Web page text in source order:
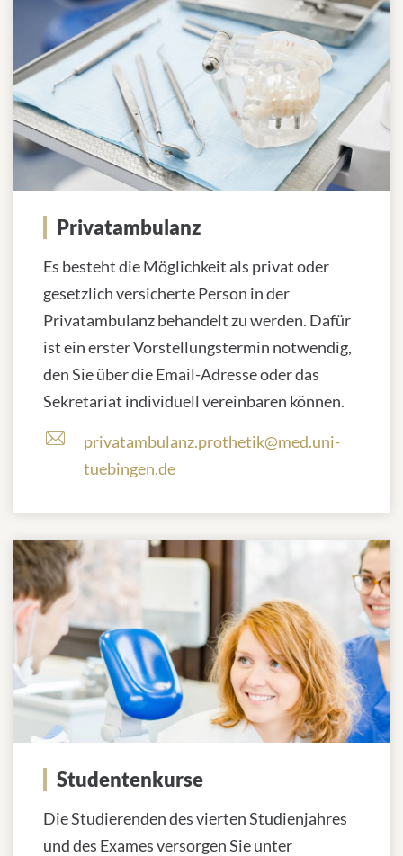
Privatambulanz
Es besteht die Möglichkeit als privat oder
gesetzlich versicherte Person in der
Privatambulanz behandelt zu werden. Dafür
ist ein erster Vorstellungstermin notwendig,
den Sie über die Email-Adresse oder das
Sekretariat individuell vereinbaren können.
privatambulanz.prothetik@med.uni-
tuebingen.de
Studentenkurse
Die Studierenden des vierten Studienjahres
und des Exames versorgen Sie unter